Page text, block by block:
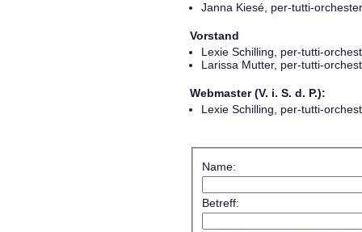
Janna Kiesé, per-tutti-
Vorstand
Lexie Schilling, per-tutti-
Larissa Mutter, per-tutti-
Webmaster (V. i. S. d. P.):
Lexie Schilling, per-tutti-
Name:
Betreff: